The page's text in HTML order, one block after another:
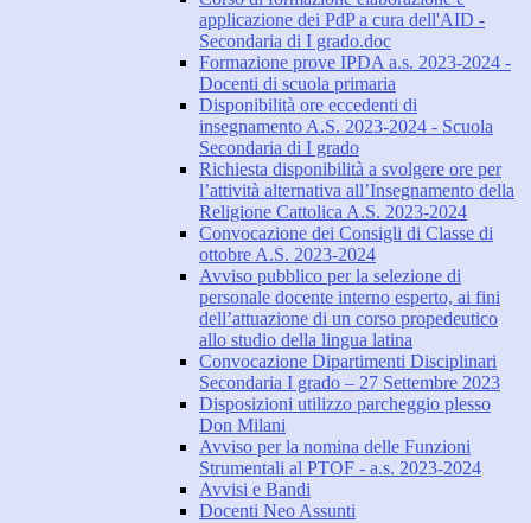
applicazione dei PdP a cura dell'AID -
Secondaria di I grado.doc
Formazione prove IPDA a.s. 2023-2024 -
Docenti di scuola primaria
Disponibilità ore eccedenti di
insegnamento A.S. 2023-2024 - Scuola
Secondaria di I grado
Richiesta disponibilità a svolgere ore per
l’attività alternativa all’Insegnamento della
Religione Cattolica A.S. 2023-2024
Convocazione dei Consigli di Classe di
ottobre A.S. 2023-2024
Avviso pubblico per la selezione di
personale docente interno esperto, ai fini
dell’attuazione di un corso propedeutico
allo studio della lingua latina
Convocazione Dipartimenti Disciplinari
Secondaria I grado – 27 Settembre 2023
Disposizioni utilizzo parcheggio plesso
Don Milani
Avviso per la nomina delle Funzioni
Strumentali al PTOF - a.s. 2023-2024
Avvisi e Bandi
Docenti Neo Assunti